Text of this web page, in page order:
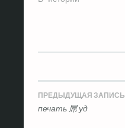
Навигация
ПРЕДЫДУЩАЯ ЗАПИСЬ
печать 屌 уд